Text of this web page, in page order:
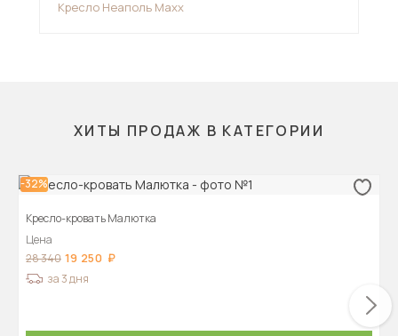
Кресло Неаполь Maxx
ХИТЫ ПРОДАЖ В КАТЕГОРИИ
-32%
Кресло-кровать Малютка
Цена
28 340 19 250
за 3 дня